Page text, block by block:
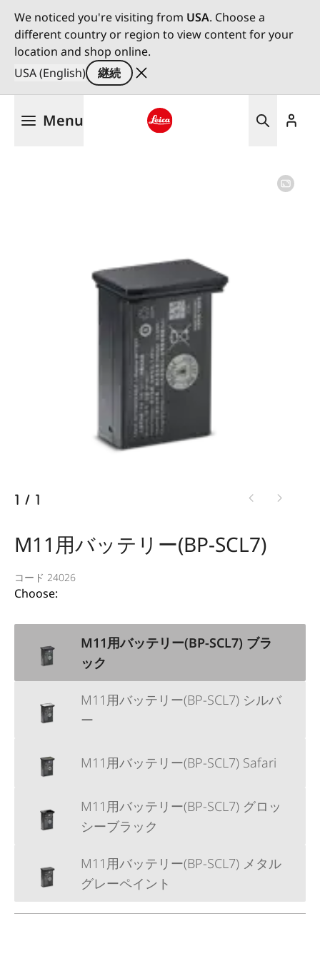
We noticed you're visiting from USA. Choose a
different country or region to view content for your
location and shop online.
USA (English)
継続
Menu
1 / 1
M11用バッテリー(BP-SCL7)
コード 24026
Choose:
M11用バッテリー(BP-SCL7) ブラ
ック
M11用バッテリー(BP-SCL7) シルバ
ー
M11用バッテリー(BP-SCL7) Safari
M11用バッテリー(BP-SCL7) グロッ
シーブラック
M11用バッテリー(BP-SCL7) メタル
グレーペイント